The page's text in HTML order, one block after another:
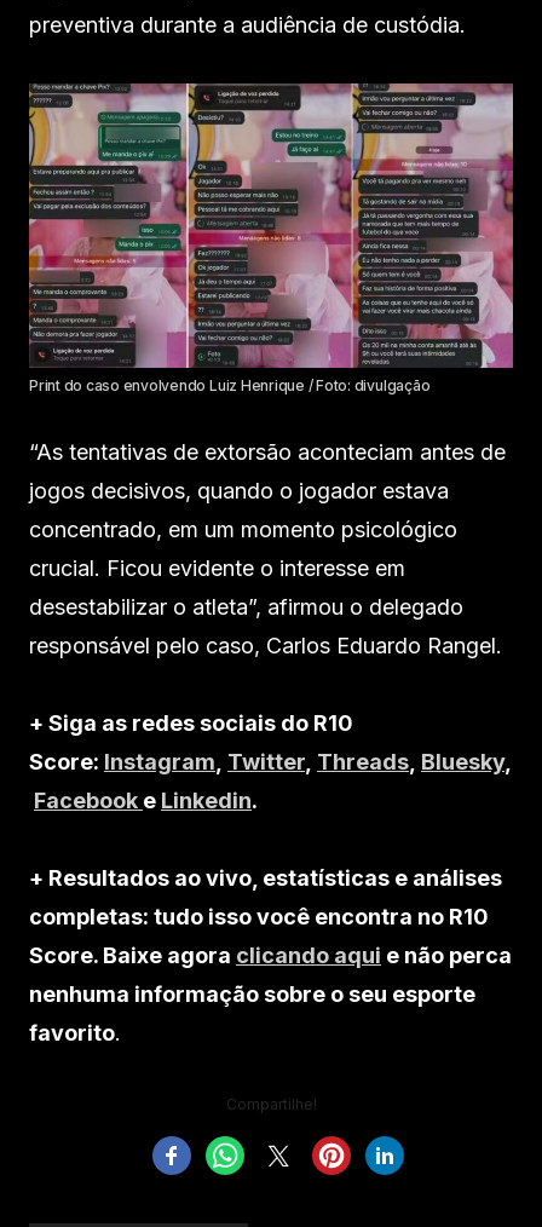
preventiva durante a audiência de custódia.
Print do caso envolvendo Luiz Henrique / Foto: divulgação
“As tentativas de extorsão aconteciam antes de
jogos decisivos, quando o jogador estava
concentrado, em um momento psicológico
crucial. Ficou evidente o interesse em
desestabilizar o atleta”, afirmou o delegado
responsável pelo caso, Carlos Eduardo Rangel.
+ Siga as redes sociais do R10
Score: Instagram Twitter Threads Bluesky,
Facebook e Linkedin.
+ Resultados ao vivo, estatísticas e análises
completas: tudo isso você encontra no R10
Score. Baixe agora clicando aqui e não perca
nenhuma informação sobre o seu esporte
favorito.
Compartilhe!